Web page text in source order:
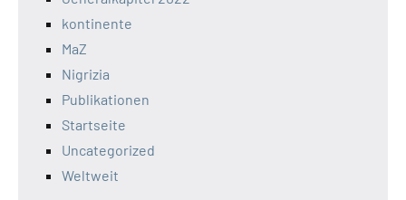
kontinente
MaZ
Nigrizia
Publikationen
Startseite
Uncategorized
Weltweit